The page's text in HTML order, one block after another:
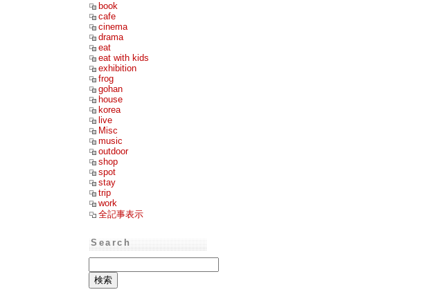
book
cafe
cinema
drama
eat
eat with kids
exhibition
frog
gohan
house
korea
live
Misc
music
outdoor
shop
spot
stay
trip
work
全記事表示
Search